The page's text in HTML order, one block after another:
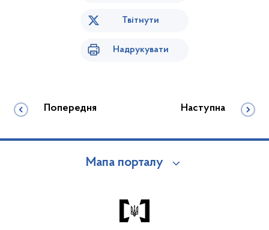
Твітнути
Надрукувати
Попередня Наступна
Мапа порталу